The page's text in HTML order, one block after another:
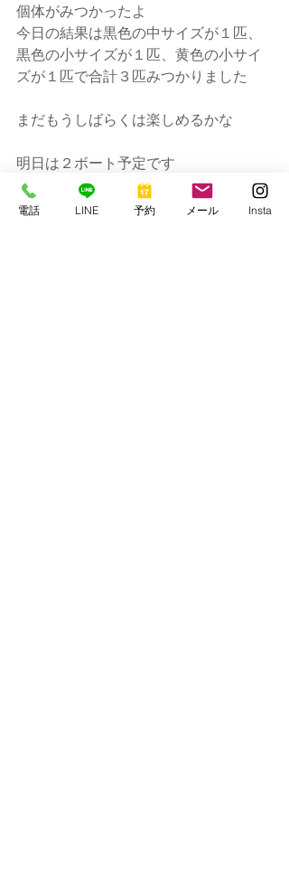
個体がみつかったよ
今日の結果は黒色の中サイズが１匹、
黒色の小サイズが１匹、黄色の小サイ
ズが１匹で合計３匹みつかりました
まだもうしばらくは楽しめるかな
明日は２ボート予定です
ではまた！
電話 LINE 予約 メール Insta